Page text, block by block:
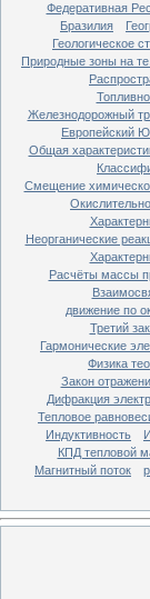
Федеративная
Бразилия
Геологическое
Природные зоны на
Железнодорожный
Европейский
Общая
Смещение
Неорганические
Расчёты массы
движение по
Третий
Гармонические
Физика
Закон
Дифракция
Тепловое
Индуктивность
КПД тепловой
Магнитный поток